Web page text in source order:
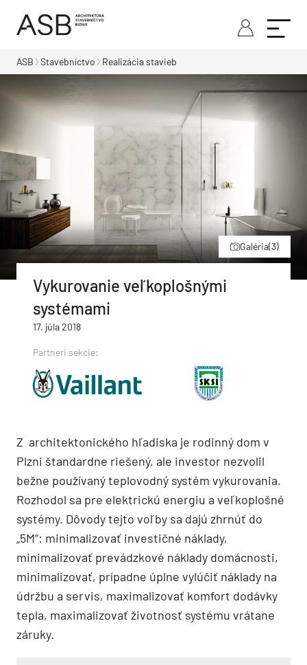
ASB Stavebníctvo Realizácia stavieb
Galéria(3)
Vykurovanie veľkoplošnými
systémami
17. júla 2018
Partneri sekcie:
Z architektonického hľadiska je rodinný dom v
Plzni štandardne riešený, ale investor nezvolil
bežne používaný teplovodný systém vykurovania.
Rozhodol sa pre elektrickú energiu a veľkoplošné
systémy. Dôvody tejto voľby sa dajú zhrnúť do
„5M“: minimalizovať investičné náklady,
minimalizovať prevádzkové náklady domácnosti,
minimalizovať, prípadne úplne vylúčiť náklady na
údržbu a servis, maximalizovať komfort dodávky
tepla, maximalizovať životnosť systému vrátane
záruky.